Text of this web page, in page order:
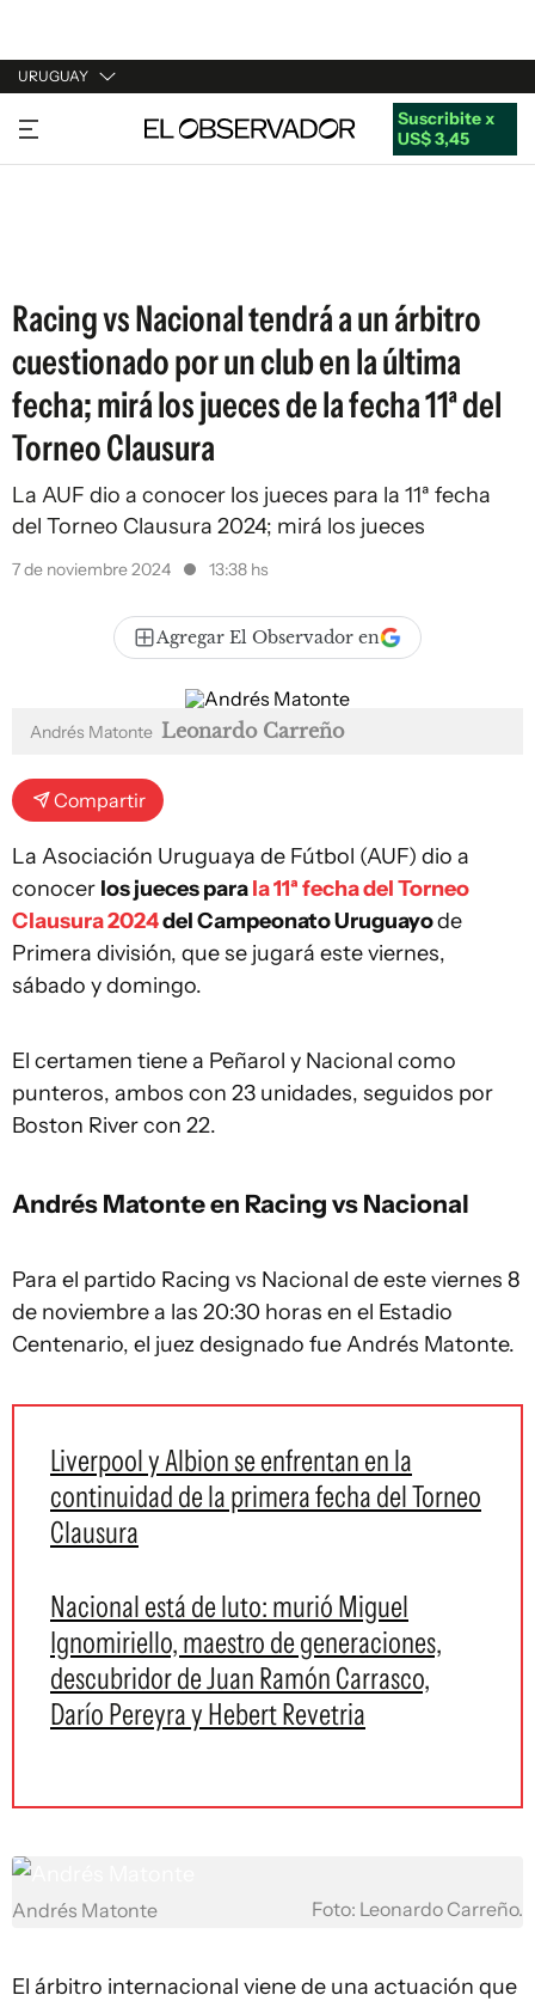
URUGUAY
URUGUAY
ARGENTINA
Suscribite x
US$ 3,45
Racing vs Nacional tendrá a un árbitro
cuestionado por un club en la última
fecha; mirá los jueces de la fecha 11ª del
Torneo Clausura
La AUF dio a conocer los jueces para la 11ª fecha
del Torneo Clausura 2024; mirá los jueces
7 de noviembre 2024 13:38 hs
Agregar El Observador en
Andrés Matonte Leonardo Carreño
Compartir
La Asociación Uruguaya de Fútbol (AUF) dio a
conocer los jueces parala 11ª fecha del Torneo
Clausura 2024del Campeonato Uruguayode
Primera división, que se jugará este viernes,
sábado y domingo.
El certamen tiene a Peñarol y Nacional como
punteros, ambos con 23 unidades, seguidos por
Boston River con 22.
Andrés Matonte en Racing vs Nacional
Para el partido Racing vs Nacional de este viernes 8
de noviembre a las 20:30 horas en el Estadio
Centenario, el juez designado fue Andrés Matonte.
Liverpool y Albion se enfrentan en la
continuidad de la primera fecha del Torneo
Clausura
Nacional está de luto: murió Miguel
Ignomiriello, maestro de generaciones,
descubridor de Juan Ramón Carrasco,
Darío Pereyra y Hebert Revetria
Andrés Matonte Foto: Leonardo Carreño.
El árbitro internacional viene de una actuación que